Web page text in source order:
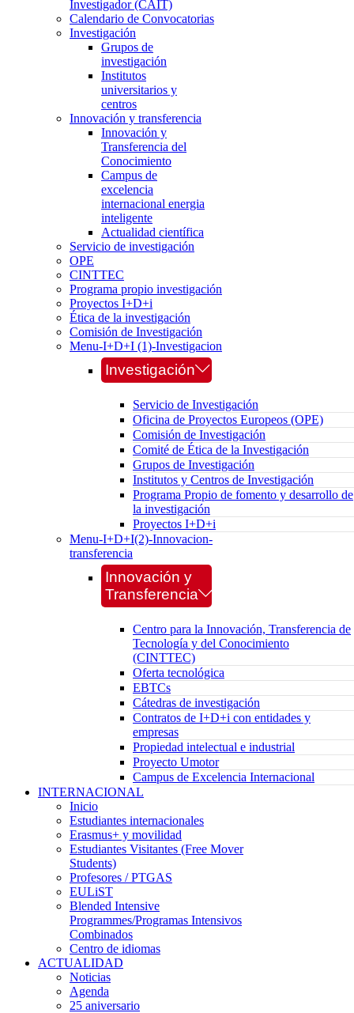
Investigador (CAIT)
Calendario de Convocatorias
Investigación
Grupos de
investigación
Institutos
universitarios y
centros
Innovación y transferencia
Innovación y
Transferencia del
Conocimiento
Campus de
excelencia
internacional energia
inteligente
Actualidad científica
Servicio de investigación
OPE
CINTTEC
Programa propio investigación
Proyectos I+D+i
Ética de la investigación
Comisión de Investigación
Menu-I+D+I (1)-Investigacion
Investigación
Servicio de Investigación
Oficina de Proyectos Europeos (OPE)
Comisión de Investigación
Comité de Ética de la Investigación
Grupos de Investigación
Institutos y Centros de Investigación
Programa Propio de fomento y desarrollo de
la investigación
Proyectos I+D+i
Menu-I+D+I(2)-Innovacion-
transferencia
Innovación y
Transferencia
Centro para la Innovación, Transferencia de
Tecnología y del Conocimiento
(CINTTEC)
Oferta tecnológica
EBTCs
Cátedras de investigación
Contratos de I+D+i con entidades y
empresas
Propiedad intelectual e industrial
Proyecto Umotor
Campus de Excelencia Internacional
INTERNACIONAL
Inicio
Estudiantes internacionales
Erasmus+ y movilidad
Estudiantes Visitantes (Free Mover
Students)
Profesores / PTGAS
EULiST
Blended Intensive
Programmes/Programas Intensivos
Combinados
Centro de idiomas
ACTUALIDAD
Noticias
Agenda
25 aniversario